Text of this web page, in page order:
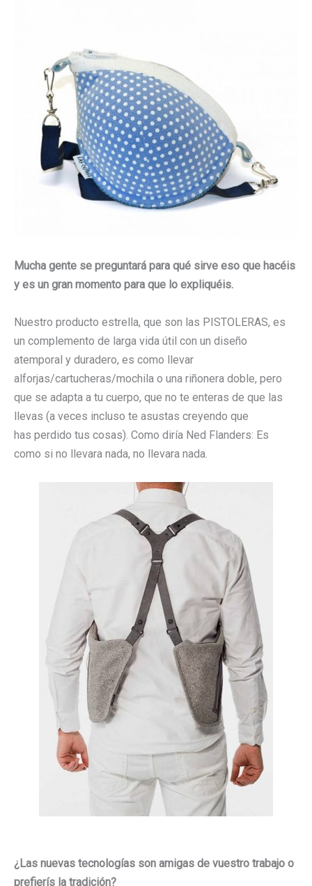
Mucha gente se preguntará para qué sirve eso que hacéis
y es un gran momento para que lo expliquéis.
Nuestro producto estrella, que son las PISTOLERAS, es
un complemento de larga vida útil con un diseño
atemporal y duradero, es como llevar
alforjas/cartucheras/mochila o una riñonera doble, pero
que se adapta a tu cuerpo, que no te enteras de que las
llevas (a veces incluso te asustas creyendo que
has perdido tus cosas). Como diría Ned Flanders: Es
como si no llevara nada, no llevara nada.
¿Las nuevas tecnologías son amigas de vuestro trabajo o
prefierís la tradición?